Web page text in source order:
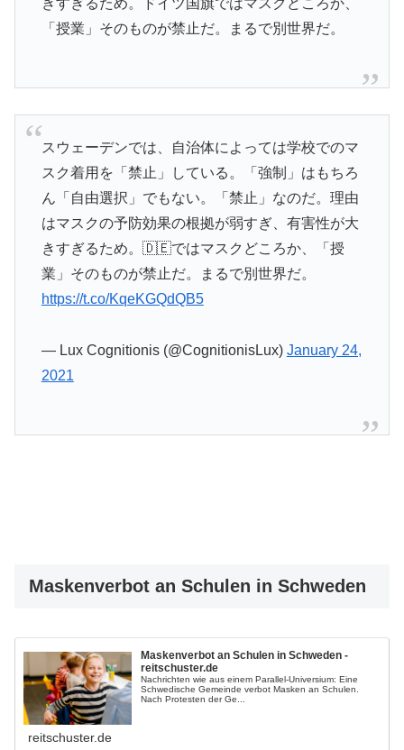
「授業」そのものが禁止だ。まるで別世界だ。
スウェーデンでは、自治体によっては学校でのマ
スク着用を「禁止」している。「強制」はもちろ
ん「自由選択」でもない。「禁止」なのだ。理由
はマスクの予防効果の根拠が弱すぎ、有害性が大
きすぎるため。🇩🇪ではマスクどころか、「授
業」そのものが禁止だ。まるで別世界だ。
https://t.co/KqeKGQdQB5
— Lux Cognitionis (@CognitionisLux) January 24,
2021
Maskenverbot an Schulen in Schweden
Maskenverbot an Schulen in Schweden -
reitschuster.de
Nachrichten wie aus einem Parallel-Universium: Eine
Schwedische Gemeinde verbot Masken an Schulen.
Nach Protesten der Ge...
reitschuster.de